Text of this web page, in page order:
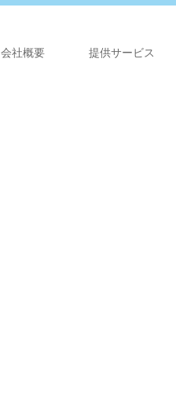
会社概要 提供サービス